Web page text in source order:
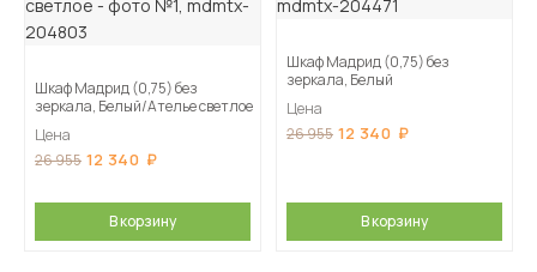
Шкаф Мадрид (0,75) без
зеркала, Белый/Ателье светлое
Цена
26 955 12 340
В корзину
Шкаф Мадрид (0,75) без
зеркала, Белый
Цена
26 955 12 340
В корзину